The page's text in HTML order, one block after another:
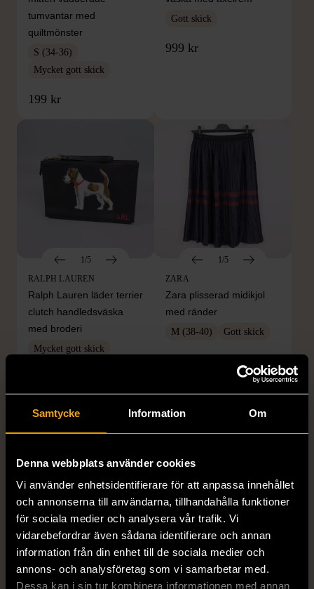
Samtycke Information Om
Denna webbplats använder cookies
Vi använder enhetsidentifierare för att anpassa innehållet
och annonserna till användarna, tillhandahålla funktioner
för sociala medier och analysera vår trafik. Vi
vidarebefordrar även sådana identifierare och annan
information från din enhet till de sociala medier och
annons- och analysföretag som vi samarbetar med.
Dessa kan i sin tur kombinera informationen med annan
tumvantar med
quiltmönster
S (34-36)
Mycket gott skick
199 kr
Gott skick
999 kr
1/5
RALPH LAUREN
Ralph Lauren läder terrier
clutch handledsväska
med broderi
Mycket gott skick
1/5
ZARA
Zara plisserad midikjol
med ränder
M (38-40) Gott skick
1/5
ZARA
Zara tweed rutig kavaj
1/5
ZARA
Zara blå ribbstickad